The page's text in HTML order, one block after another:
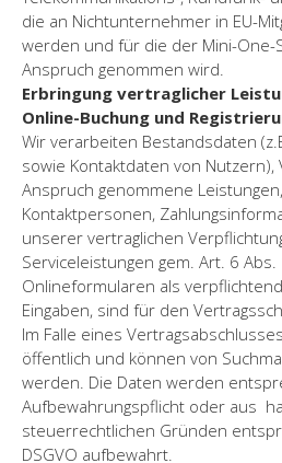
die an Nichtunternehmer in EU-
werden und für die der Mini-One-
Anspruch genommen wird.
Erbringung vertraglicher
Online-Buchung und
Wir verarbeiten Bestandsdaten
sowie Kontaktdaten von Nutzern),
Anspruch genommene
Kontaktpersonen,
unserer vertraglichen
Serviceleistungen gem. Art. 6 Abs.
Onlineformularen als
Eingaben, sind für den
Im Falle eines
öffentlich und können von
werden. Die Daten werden
Aufbewahrungspflicht oder aus
steuerrechtlichen Gründen
DSGVO aufbewahrt.